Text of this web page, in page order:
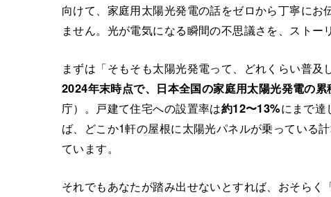
向けて、家庭用太陽光発電の話をゼロから丁寧に
ません。光が電気になる瞬間の不思議さを、ストー
まずは「そもそも太陽光発電って、どれくらい普及
2024年末時点で、日本全国の家庭用太陽光発電の
庁）。戸建て住宅への設置率は約12〜13%にまで達
ば、どこか1軒の屋根に太陽光パネルが乗っている
ています。
それでもあなたが踏み出せないとすれば、おそら